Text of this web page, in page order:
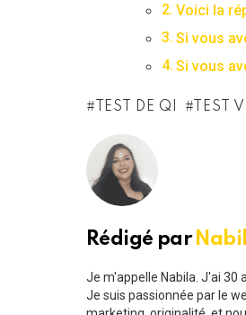
Voici la
Si vous
Si vous
TEST DE QI TEST
Rédigé par
Je m'appelle Nabila. J'ai 30
Je suis passionnée par le